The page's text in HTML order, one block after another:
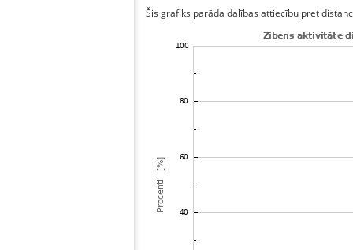
Šis grafiks parāda dalības attiecību pret